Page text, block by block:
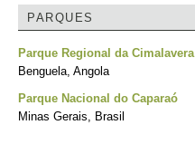
PARQUES
Parque Regional da Cimalavera
Benguela, Angola
Parque Nacional do Caparaó
Minas Gerais, Brasil